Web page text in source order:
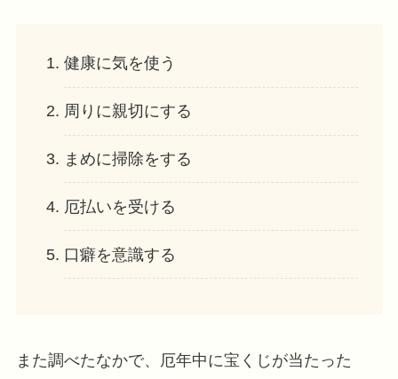
健康に気を使う
周りに親切にする
まめに掃除をする
厄払いを受ける
口癖を意識する
また調べたなかで、厄年中に宝くじが当たった